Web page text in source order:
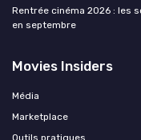
Rentrée cinéma 2026 : les
en septembre
Movies Insiders
Média
Marketplace
Outils pratiques